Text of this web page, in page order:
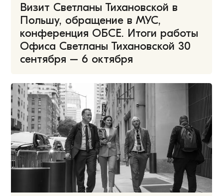
Визит Светланы Тихановской в ​​
Польшу, обращение в МУС,
конференция ОБСЕ. Итоги работы
Офиса Светланы Тихановской 30
сентября – 6 октября